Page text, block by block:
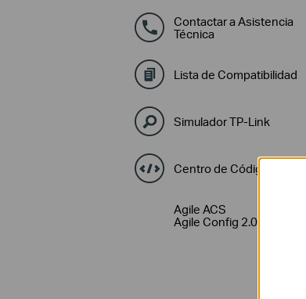
Contactar a Asistencia
Técnica
Lista de Compatibilidad
Simulador TP-Link
Centro de Códigos GPL
Agile ACS
Agile Config 2.0